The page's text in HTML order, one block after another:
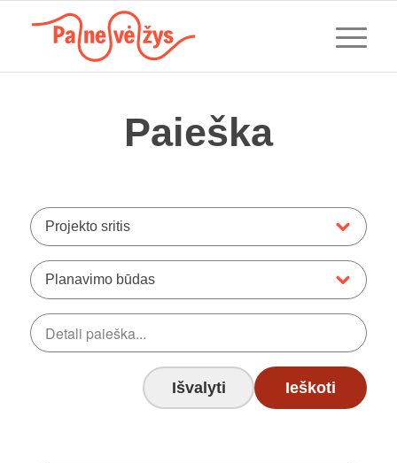
Paieška
Projekto sritis
Planavimo būdas
Išvalyti Ieškoti